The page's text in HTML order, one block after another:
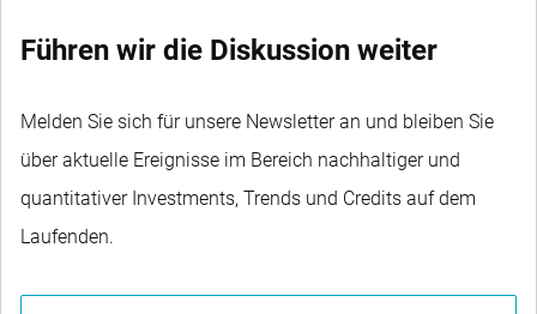
Führen wir die Diskussion weiter
Melden Sie sich für unsere Newsletter an und bleiben Sie
über aktuelle Ereignisse im Bereich nachhaltiger und
quantitativer Investments, Trends und Credits auf dem
Laufenden.